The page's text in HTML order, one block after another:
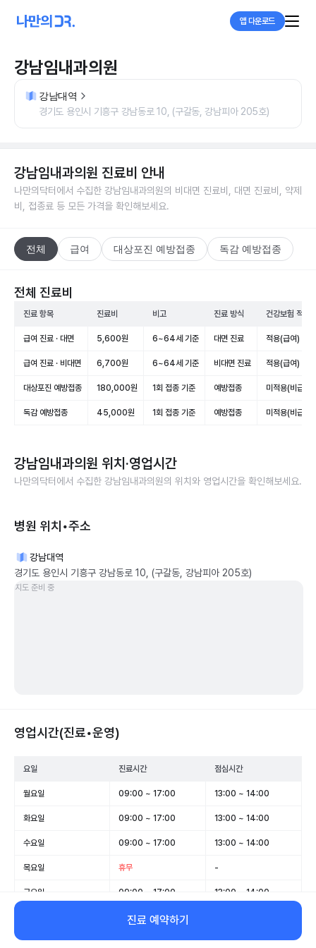
앱 다운로드
강남임내과의원
강남대역
경기도 용인시 기흥구 강남동로 10, (구갈동, 강남피아 205호)
강남임내과의원 진료비 안내
나만의닥터에서 수집한 강남임내과의원의 비대면 진료비, 대면 진료비, 약제
비, 접종료 등 모든 가격을 확인해보세요.
전체 급여 대상포진 예방접종 독감 예방접종
전체 진료비
진료 항목 진료비 비고 진료 방식 건강보험 적용
급여 진료 · 대면 5,600원 6~64세 기준 대면 진료 적용(급여)
급여 진료 · 비대면 6,700원 6~64세 기준 비대면 진료 적용(급여)
대상포진 예방접종 180,000원 1회 접종 기준 예방접종 미적용(비급여)
독감 예방접종 45,000원 1회 접종 기준 예방접종 미적용(비급여)
강남임내과의원 위치·영업시간
나만의닥터에서 수집한 강남임내과의원의 위치와 영업시간을 확인해보세요.
병원 위치•주소
강남대역
경기도 용인시 기흥구 강남동로 10, (구갈동, 강남피아 205호)
지도 준비 중
영업시간(진료•운영)
요일 진료시간 점심시간
월요일 09:00 ~ 17:00 13:00 ~ 14:00
화요일 09:00 ~ 17:00 13:00 ~ 14:00
수요일 09:00 ~ 17:00 13:00 ~ 14:00
목요일 휴무 -
금요일 09:00 ~ 17:00 13:00 ~ 14:00
09:00 ~ 13:00
일요일 휴무 -
진료 예약하기